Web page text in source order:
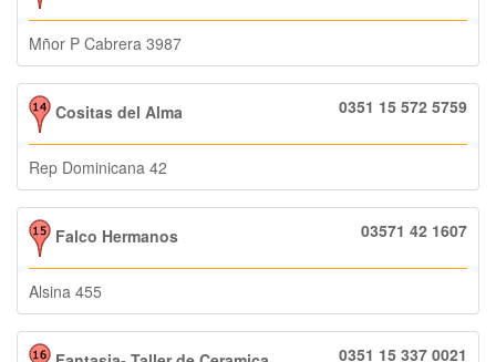
Mñor P Cabrera 3987
Cositas del Alma 0351 15 572 5759
Rep Dominicana 42
Falco Hermanos 03571 42 1607
Alsina 455
0351 15 337 0021